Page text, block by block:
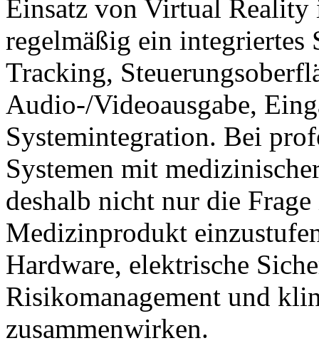
Einsatz von Virtual Reality
regelmäßig ein
Tracking,
Audio-/Videoausgabe,
Systemintegration. Bei
Systemen mit
deshalb nicht nur die
Medizinprodukt
Hardware, elektrische
Risikomanagement und
zusammenwirken.